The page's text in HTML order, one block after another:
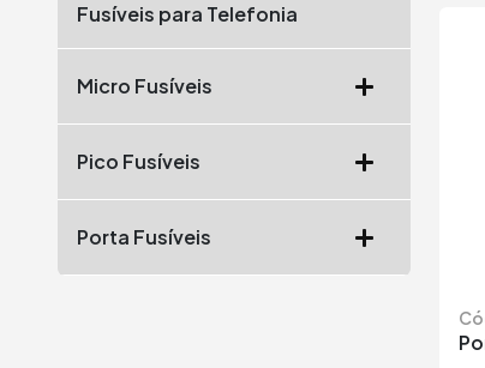
Fusíveis para Telefonia
Micro Fusíveis
Pico Fusíveis
Porta Fusíveis